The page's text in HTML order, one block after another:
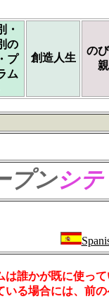
・
の
プ
ム
創造人生
の
プンシテ
は誰かが既に使っ
いる場合には、前